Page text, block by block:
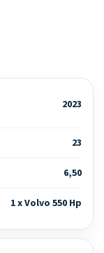
2023
23
6,50
1 x Volvo 550 Hp